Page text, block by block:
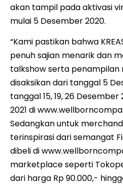
akan tampil pada aktivasi
mulai 5 Desember 2020.
“Kami pastikan bahwa
penuh sajian menarik dan
talkshow serta penampilan
disaksikan dari tanggal 5
tanggal 15, 19, 26
2021 di
Sedangkan untuk
terinspirasi dari semangat
dibeli di
marketplace seperti
dari harga Rp 90.000,-